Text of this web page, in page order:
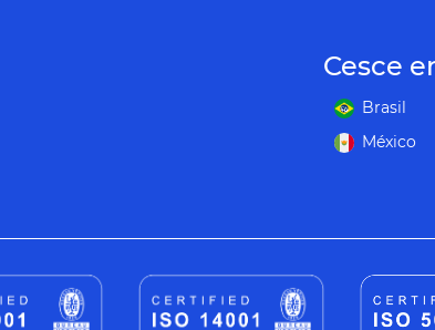
Cesce
Brasil
México